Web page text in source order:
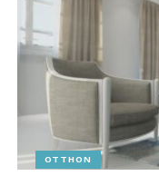
OTTHON